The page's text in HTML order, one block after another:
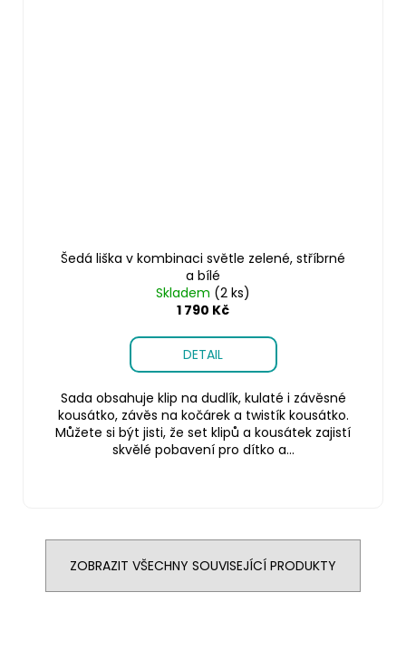
Šedá liška v kombinaci světle zelené, stříbrné
a bílé
Skladem (2 ks)
1 790 Kč
DETAIL
Sada obsahuje klip na dudlík, kulaté i závěsné
kousátko, závěs na kočárek a twistík kousátko.
Můžete si být jisti, že set klipů a kousátek zajistí
skvělé pobavení pro dítko a...
ZOBRAZIT VŠECHNY SOUVISEJÍCÍ PRODUKTY